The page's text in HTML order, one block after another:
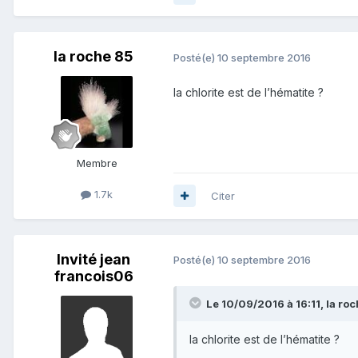
la roche 85
Membre
1.7k
Posté(e) 10 septembre 2016
la chlorite est de l’hématite ?
Citer
Invité jean
francois06
Posté(e) 10 septembre 2016
Le 10/09/2016 à 16:11, la
la chlorite est de l’hématite ?